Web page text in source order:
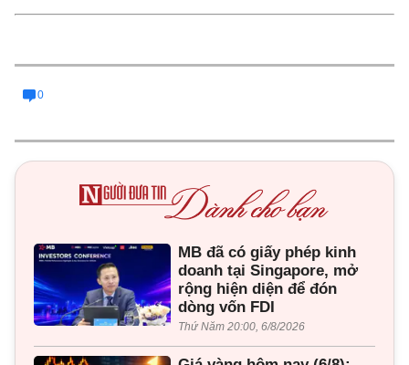
0
MB đã có giấy phép kinh
doanh tại Singapore, mở
rộng hiện diện để đón
dòng vốn FDI
Thứ Năm 20:00, 6/8/2026